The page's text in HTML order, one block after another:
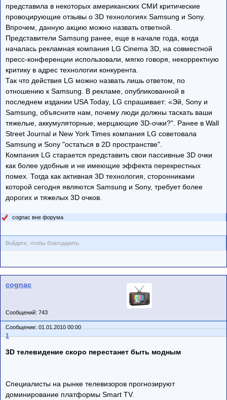
представила в некоторых американских СМИ критические
провоцирующие отзывы о 3D технологиях Samsung и Sony.
Впрочем, данную акцию можно назвать ответной.
Представители Samsung ранее, еще в начале года, когда
началась рекламная компания LG Cinema 3D, на совместной
пресс-конференции использовали, мягко говоря, некорректную
критику в адрес технологии конкурента.
Так что действия LG можно назвать лишь ответом, по
отношению к Samsung. В рекламе, опубликованной в
последнем издании USA Today, LG спрашивает: «Эй, Sony и
Samsung, объясните нам, почему люди должны таскать ваши
тяжелые, аккумуляторные, мерцающие 3D-очки?". Ранее в Wall
Street Journal и New York Times компания LG советовала
Samsung и Sony "остаться в 2D пространстве".
Компания LG старается представить свои пассивные 3D очки
как более удобные и не имеющие эффекта перекрестных
помех. Тогда как активная 3D технология, сторонниками
которой сегодня являются Samsung и Sony, требует более
дорогих и тяжелых 3D очков.
cognac вне форума
Войдите, чтобы благодарить
cognac
Сообщений: 743
Сообщение: 01.01.2010 00:00
1
3D телевидение скоро перестанет быть модным
Специалисты на рынке телевизоров прогнозируют
доминирование платформы Smart TV.